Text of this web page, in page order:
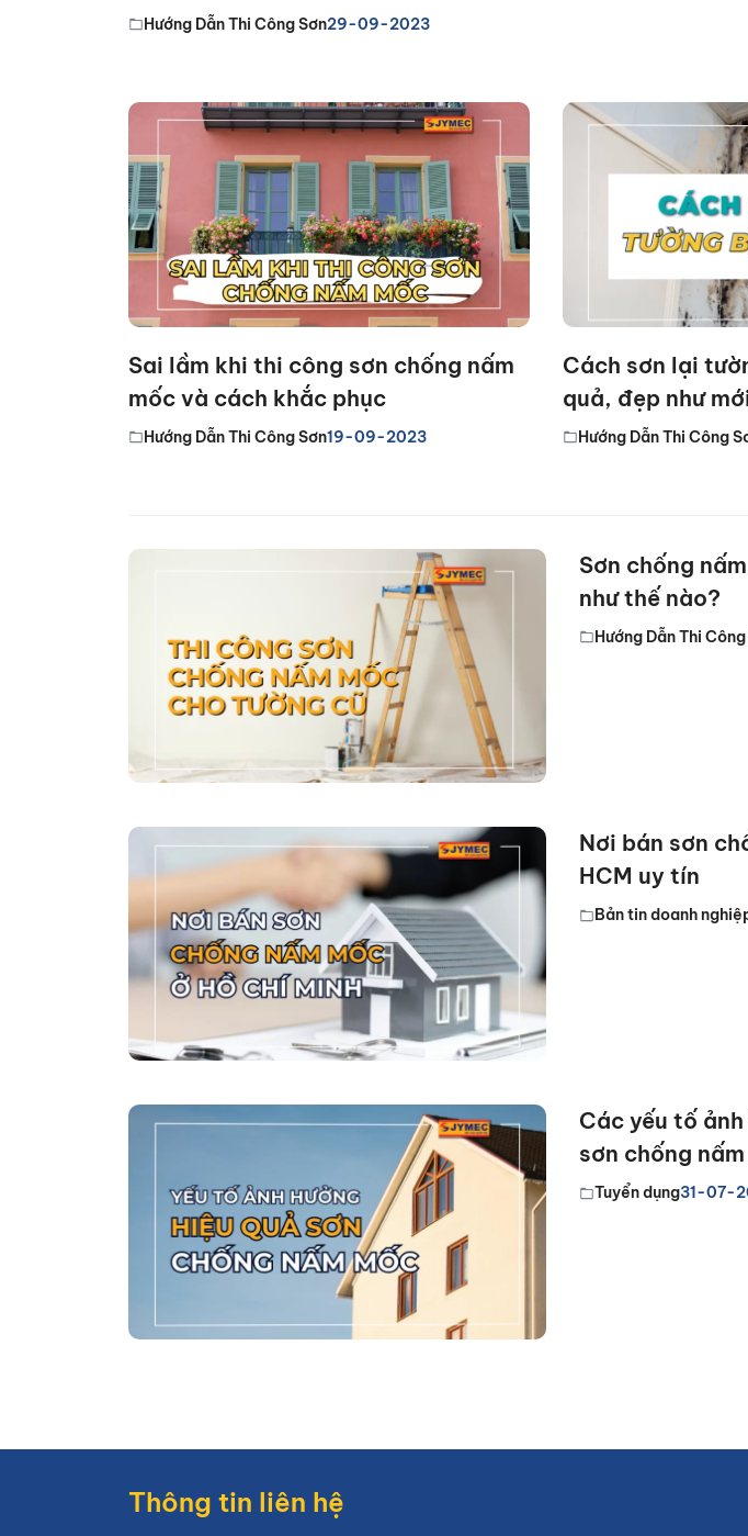
Hướng Dẫn Thi Công Sơn29-09-2023
Sai lầm khi thi công sơn chống nấm
mốc và cách khắc phục
Hướng Dẫn Thi Công Sơn19-09-2023
Cách sơn lại
quả, đẹp như
Hướng Dẫn Thi Công
Sơn chống
như thế nào?
Hướng Dẫn Thi
Nơi bán sơn
HCM uy tín
Bản tin doanh
Các yếu tố
sơn chống
Tuyển dụng31-07-
Thông tin liên hệ